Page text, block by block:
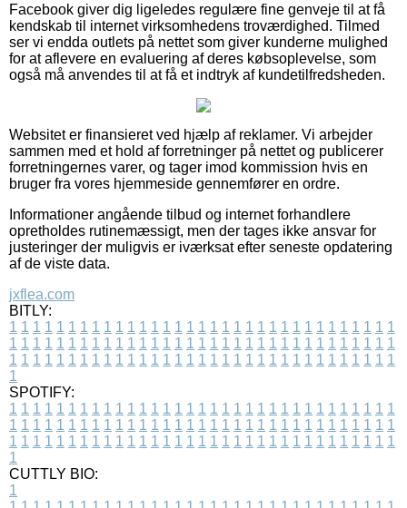
Facebook giver dig ligeledes regulære fine genveje til at få
kendskab til internet virksomhedens troværdighed. Tilmed
ser vi endda outlets på nettet som giver kunderne mulighed
for at aflevere en evaluering af deres købsoplevelse, som
også må anvendes til at få et indtryk af kundetilfredsheden.
Websitet er finansieret ved hjælp af reklamer. Vi arbejder
sammen med et hold af forretninger på nettet og publicerer
forretningernes varer, og tager imod kommission hvis en
bruger fra vores hjemmeside gennemfører en ordre.
Informationer angående tilbud og internet forhandlere
opretholdes rutinemæssigt, men der tages ikke ansvar for
justeringer der muligvis er iværksat efter seneste opdatering
af de viste data.
jxflea.com
BITLY:
1 1 1 1 1 1 1 1 1 1 1 1 1 1 1 1 1 1 1 1 1 1 1 1 1 1 1 1 1 1 1 1 1
1 1 1 1 1 1 1 1 1 1 1 1 1 1 1 1 1 1 1 1 1 1 1 1 1 1 1 1 1 1 1 1 1
1 1 1 1 1 1 1 1 1 1 1 1 1 1 1 1 1 1 1 1 1 1 1 1 1 1 1 1 1 1 1 1 1
1
SPOTIFY:
1 1 1 1 1 1 1 1 1 1 1 1 1 1 1 1 1 1 1 1 1 1 1 1 1 1 1 1 1 1 1 1 1
1 1 1 1 1 1 1 1 1 1 1 1 1 1 1 1 1 1 1 1 1 1 1 1 1 1 1 1 1 1 1 1 1
1 1 1 1 1 1 1 1 1 1 1 1 1 1 1 1 1 1 1 1 1 1 1 1 1 1 1 1 1 1 1 1 1
1
CUTTLY BIO:
1